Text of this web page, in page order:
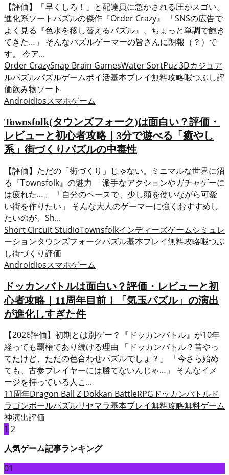
【評価】「早くしろ！」と配達員に急かされる圧がスゴい。
進化系ソートパズルの傑作『Order Crazy』 「SNSの広告で
よく見る『色水を移し替えるパズル』、ちょっと単調で飽き
てきた…」 そんなパズルゲーマーの皆さんに朗報（？）で
す。 今ア...
Order CrazySnap Brain GamesWater SortPuz 3Dカジュア
ルパズルパズルゲームポイ活基本プレイ無料攻略暇つぶし評
価飲み物ソート
Androidiosスマホゲーム
Townsfolk(タウンズフォーク)は面白い？評価・
レビューと初心者攻略｜3分で遊べる「癒やし
系」街づくりパズルの中毒性
【評価】ただの「街づくり」じゃない。ミニマルな世界に沼
る『Townsfolk』の魅力 「派手なアクションやガチャゲーに
は疲れた…」 「自分のペースで、少し頭を使いながら可愛
い街を作りたい」 そんな大人のゲーマーに強くおすすめし
たいのが、Sh...
Short Circuit StudioTownsfolkインディーズゲームシミュレ
ーションタウンズフォークパズル基本プレイ無料攻略暇つぶ
し街づくり評価
Androidiosスマホゲーム
ドッカンバトルは面白い？評価・レビューと初
心者攻略｜11周年目前！「気玉パズル」の演出
が進化しすぎた件
【2026評価】初期とは別ゲー？『ドッカンバトル』が10年
経っても覇権であり続ける理由 「ドッカンバトル？昔やっ
てたけど、ただの色合わせパズルでしょ？」 「今さら始め
ても、古参プレイヤーには勝てないんじゃ…」 そんなイメ
ージを持っている人こ...
11周年Dragon Ball Z Dokkan BattleRPG ドッカンバトル ド
ラゴンボールパズルリセマラ基本プレイ無料攻略無料ゲーム
神演出評価
投
稿
の
1 2
人気ゲーム記事ランキング
01